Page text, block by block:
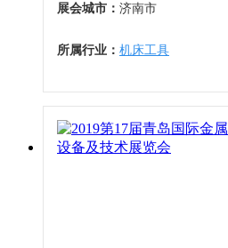
贵州
西藏
陕西
甘肃
展会城市： 济南市
所属行业： 机床工具